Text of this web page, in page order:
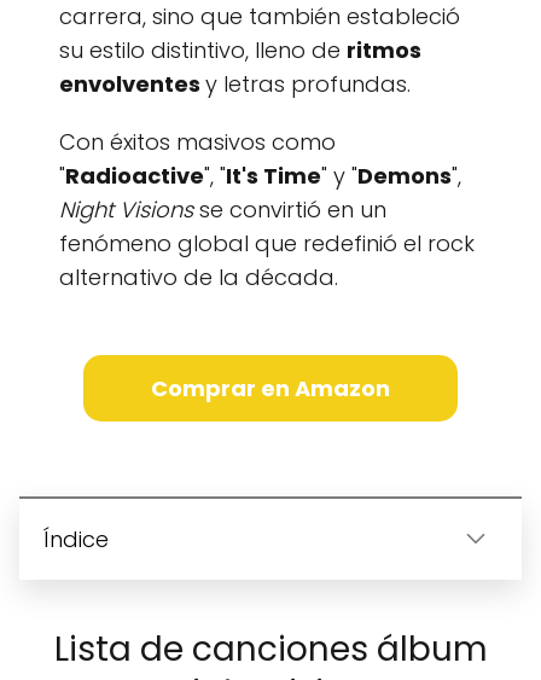
carrera, sino que también estableció
su estilo distintivo, lleno de ritmos
envolventesy letras profundas.
Con éxitos masivos como
"Radioactive", "It's Time" y "Demons",
Night Visionsse convirtió en un
fenómeno global que redefinió el rock
alternativo de la década.
Comprar en Amazon
Índice
Lista de canciones álbum